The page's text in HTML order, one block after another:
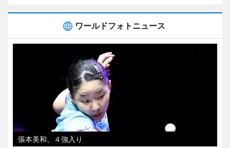
ワールドフォトニュース
張本美和、４強入り